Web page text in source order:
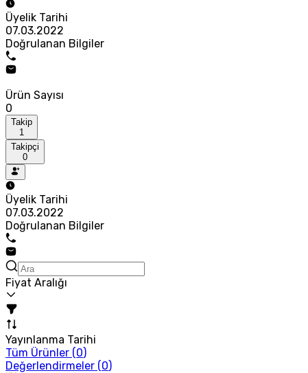
Üyelik Tarihi
07.03.2022
Doğrulanan Bilgiler
Ürün Sayısı
0
Takip
1
Takipçi
0
Üyelik Tarihi
07.03.2022
Doğrulanan Bilgiler
Fiyat Aralığı
Yayınlanma Tarihi
Tüm Ürünler (0)
Değerlendirmeler (0)